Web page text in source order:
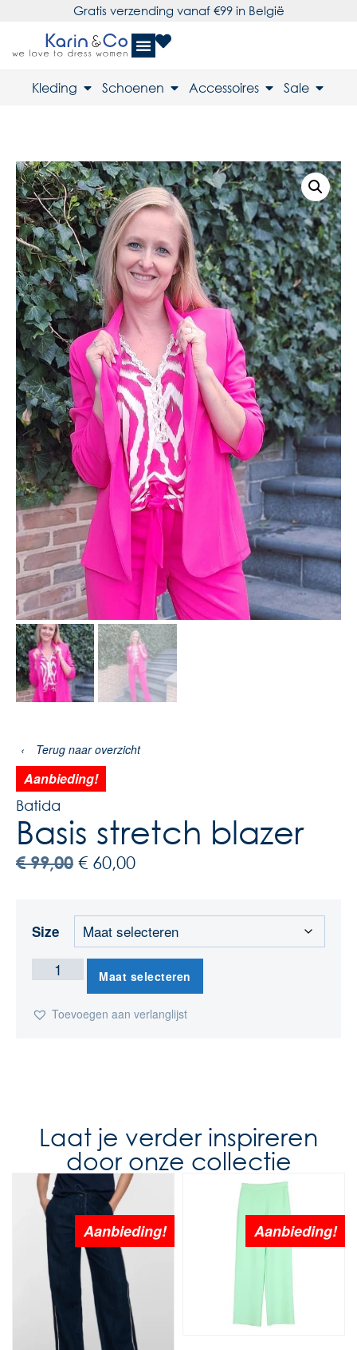
Gratis verzending vanaf €99 in België
Kleding Schoenen Accessoires Sale
‹ Terug naar overzicht
Aanbieding!
Batida
Basis stretch blazer
€99,00 € 60,00
Size
Maat selecteren
Toevoegen aan verlanglijst
Laat je verder inspireren
door onze collectie
Aanbieding! Aanbieding!